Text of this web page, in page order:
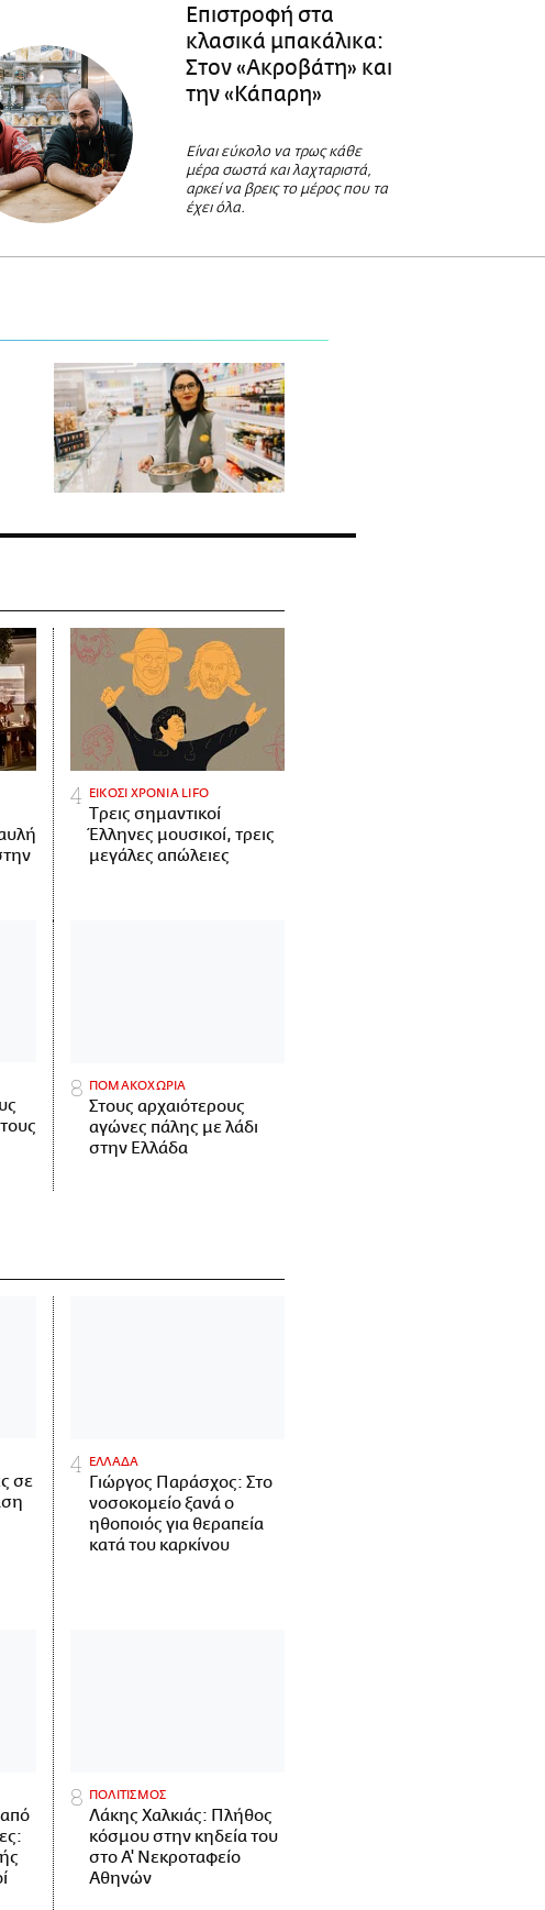
Επιστροφή στα
κλασικά μπακάλικα:
Στον «Ακροβάτη» και
την «Κάπαρη»
Είναι εύκολο να τρως κάθε
μέρα σωστά και λαχταριστά,
αρκεί να βρεις το μέρος που τα
έχει όλα.
ΕΙΚΟΣΙ ΧΡΟΝΙΑ LIFO
Tρεις σημαντικοί
Έλληνες μουσικοί, τρεις
μεγάλες απώλειες
ΠΟΜΑΚΟΧΩΡΙΑ
Στους αρχαιότερους
αγώνες πάλης με λάδι
στην Ελλάδα
σε
ΕΛΛΑΔΑ
Γιώργος Παράσχος: Στο
νοσοκομείο ξανά ο
ηθοποιός για θεραπεία
κατά του καρκίνου
από
ΠΟΛΙΤΙΣΜΟΣ
Λάκης Χαλκιάς: Πλήθος
κόσμου στην κηδεία του
στο Α' Νεκροταφείο
Αθηνών